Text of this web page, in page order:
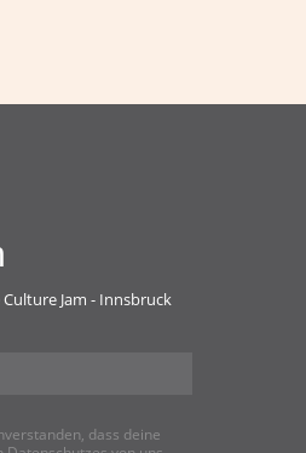
Jam - Innsbruck
dass deine